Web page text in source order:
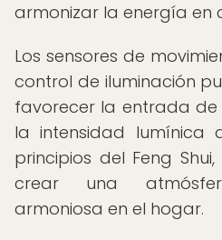
armonizar la energía en
Los sensores de
control de iluminación
favorecer la entrada
la intensidad lumínica
principios del Feng
crear una
armoniosa en el hogar.